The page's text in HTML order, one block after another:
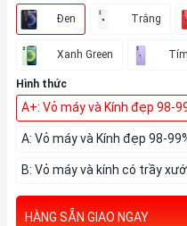
Đen Trắng
Xanh Green Tím
Hình thức
A+: Vỏ máy và Kính đẹp 98-
A: Vỏ máy và Kính đẹp 98-
B: Vỏ máy và kính có trầy
HÀNG SẴN GIAO NGAY